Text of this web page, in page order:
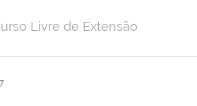
Livre de Extensão